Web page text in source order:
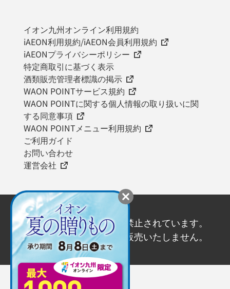
イオン九州オンライン利用規約
iAEON利用規約/iAEON会員利用規約
iAEONプライバシーポリシー
特定商取引に基づく表示
酒類販売管理者標識の掲示
WAON POINTサービス規約
WAON POINTに関する個人情報の取り扱いに関
する同意事項
WAON POINTメニュー利用規約
ご利用ガイド
お問い合わせ
運営会社
20歳未満の飲酒は法律で禁止されています。
20歳未満の方にはお酒を販売いたしません。